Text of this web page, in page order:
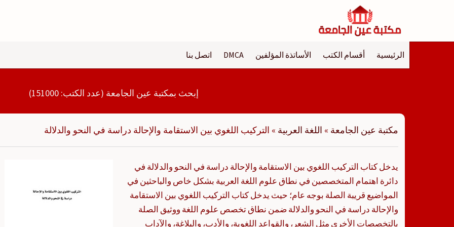
الرئيسية أقسام الكتب الأساتذة المؤلفين DMCA اتصل بنا
إبحث بمكتبة عين الجامعة (عدد الكتب: 151000)
مكتبة عين الجامعة » اللغة العربية » التركيب اللغوي بين الاستقامة والإحالة دراسة في النحو والدلالة
يدخل كتاب التركيب اللغوي بين الاستقامة والإحالة دراسة في النحو والدلالة في
دائرة اهتمام المتخصصين في نطاق علوم اللغة العربية بشكل خاص والباحثين في
المواضيع قريبة الصلة بوجه عام؛ حيث يدخل كتاب التركيب اللغوي بين الاستقامة
والإحالة دراسة في النحو والدلالة ضمن نطاق تخصص علوم اللغة ووثيق الصلة
بالتخصصات الأخرى مثل الشعر، والقواعد اللغوية، والأدب، والبلاغة، والآداب